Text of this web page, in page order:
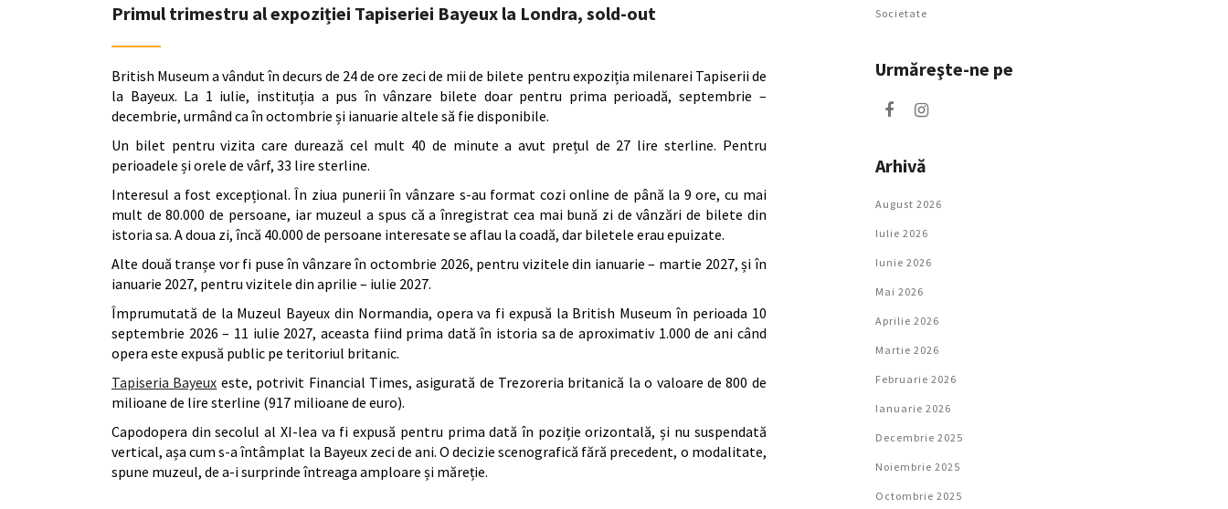
Primul trimestru al expoziției Tapiseriei Bayeux la Londra, sold-out
British Museum a vândut în decurs de 24 de ore zeci de mii de bilete pentru expoziția milenarei Tapiserii de
la Bayeux. La 1 iulie, instituția a pus în vânzare bilete doar pentru prima perioadă, septembrie –
decembrie, urmând ca în octombrie și ianuarie altele să fie disponibile.
Un bilet pentru vizita care durează cel mult 40 de minute a avut prețul de 27 lire sterline. Pentru
perioadele și orele de vârf, 33 lire sterline.
Interesul a fost excepțional. În ziua punerii în vânzare s-au format cozi online de până la 9 ore, cu mai
mult de 80.000 de persoane, iar muzeul a spus că a înregistrat cea mai bună zi de vânzări de bilete din
istoria sa. A doua zi, încă 40.000 de persoane interesate se aflau la coadă, dar biletele erau epuizate.
Alte două tranșe vor fi puse în vânzare în octombrie 2026, pentru vizitele din ianuarie – martie 2027, și în
ianuarie 2027, pentru vizitele din aprilie – iulie 2027.
Împrumutată de la Muzeul Bayeux din Normandia, opera va fi expusă la British Museum în perioada 10
septembrie 2026 – 11 iulie 2027, aceasta fiind prima dată în istoria sa de aproximativ 1.000 de ani când
opera este expusă public pe teritoriul britanic.
Tapiseria Bayeux este, potrivit Financial Times, asigurată de Trezoreria britanică la o valoare de 800 de
milioane de lire sterline (917 milioane de euro).
Capodopera din secolul al XI-lea va fi expusă pentru prima dată în poziție orizontală, și nu suspendată
vertical, așa cum s-a întâmplat la Bayeux zeci de ani. O decizie scenografică fără precedent, o modalitate,
spune muzeul, de a-i surprinde întreaga amploare și măreție.
Societate
Urmăreşte-ne pe
Arhivă
August 2026
Iulie 2026
Iunie 2026
Mai 2026
Aprilie 2026
Martie 2026
Februarie 2026
Ianuarie 2026
Decembrie 2025
Noiembrie 2025
Octombrie 2025